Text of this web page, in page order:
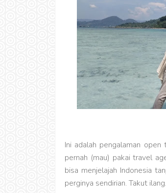
Ini adalah pengalaman
pernah (mau) pakai travel
bisa menjelajah Indonesia
perginya sendirian. Takut ilang.